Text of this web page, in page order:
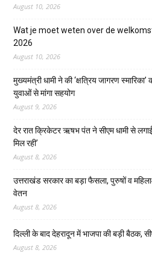
August 10, 2026
Wat je moet weten over de
2026
August 10, 2026
मुख्यमंत्री धामी ने की ‘क्षत्रिय जागरण स्मारिका’
युवाओं से मांगा सहयोग
August 9, 2026
देर रात क्रिकेटर ऋषभ पंत ने सीएम धामी से
मिल रही’
August 8, 2026
उत्तराखंड सरकार का बड़ा फैसला, पुरुषों व
वेतन
August 8, 2026
दिल्ली के बाद देहरादून में भाजपा की बड़ी बैठक,
August 8, 2026